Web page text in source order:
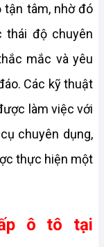
tận tâm, nhờ đó
độ chuyên
mắc và yêu
Các kỹ thuật
làm việc với
chuyên dụng,
thực hiện một
ô tô tại